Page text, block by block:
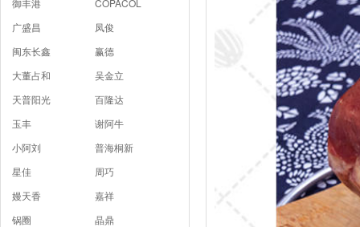
御丰港
COPACOL
广盛昌
凤俊
闽东长鑫
赢德
大董占和
吴金立
天普阳光
百隆达
玉丰
谢阿牛
小阿刘
普海桐新
星佳
周巧
嫚天香
嘉祥
锅圈
晶鼎